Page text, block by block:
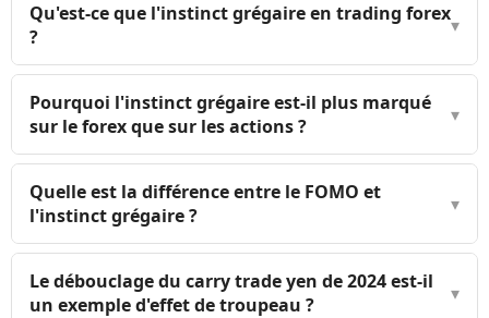
Qu'est-ce que l'instinct grégaire en trading forex
?
▾
Pourquoi l'instinct grégaire est-il plus marqué
sur le forex que sur les actions ?
▾
Quelle est la différence entre le FOMO et
l'instinct grégaire ?
▾
Le débouclage du carry trade yen de 2024 est-il
un exemple d'effet de troupeau ?
▾